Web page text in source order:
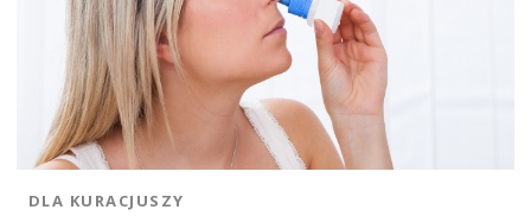
DLA KURACJUSZY